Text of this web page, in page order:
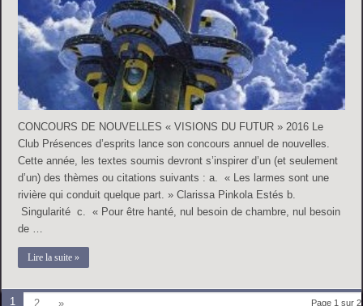
CONCOURS DE NOUVELLES « VISIONS DU FUTUR » 2016 Le
Club Présences d’esprits lance son concours annuel de nouvelles.
Cette année, les textes soumis devront s’inspirer d’un (et seulement
d’un) des thèmes ou citations suivants : a. « Les larmes sont une
rivière qui conduit quelque part. » Clarissa Pinkola Estés b.
Singularité c. « Pour être hanté, nul besoin de chambre, nul besoin
de …
Lire la suite »
Page 1 sur 2
1 2 »